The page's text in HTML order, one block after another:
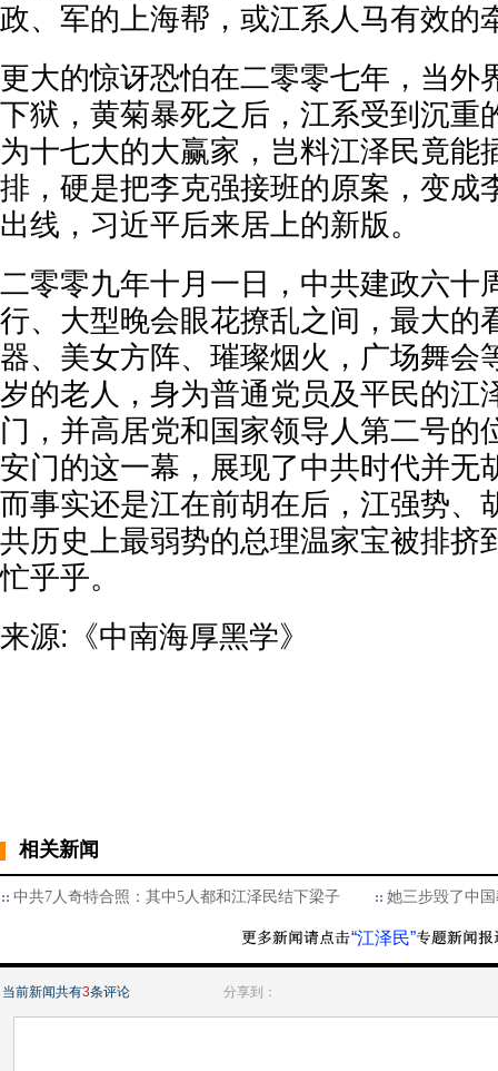
政、军的上海帮，或江系人马有效的
更大的惊讶恐怕在二零零七年，当外
下狱，黄菊暴死之后，江系受到沉重
为十七大的大赢家，岂料江泽民竟能
排，硬是把李克强接班的原案，变成
出线，习近平后来居上的新版。
二零零九年十月一日，中共建政六十
行、大型晚会眼花撩乱之间，最大的
器、美女方阵、璀璨烟火，广场舞会
岁的老人，身为普通党员及平民的江
门，并高居党和国家领导人第二号的
安门的这一幕，展现了中共时代并无
而事实还是江在前胡在后，江强势、
共历史上最弱势的总理温家宝被排挤
忙乎乎。
来源:《中南海厚黑学》
相关新闻
中共7人奇特合照：其中5人都和江泽民结下梁子 她三步毁了中
“江泽民”
当前新闻共有3条评论 分享到：